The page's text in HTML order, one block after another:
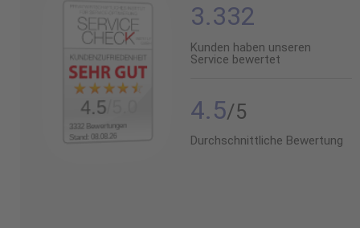
3332 Bewertungen
Stand: 08.08.26
4.5
3.332
Kunden haben unseren
Service bewertet
4.5
Durchschnittliche Bewertung